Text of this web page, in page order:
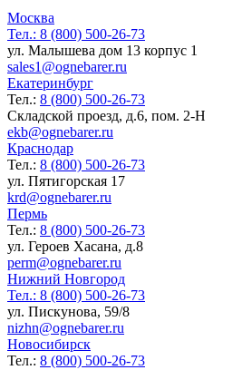
Москва
Тел.: 8 (800) 500-26-73
ул. Малышева дом 13 корпус 1
sales1@ognebarer.ru
Екатеринбург
Тел.: 8 (800) 500-26-73
Складской проезд, д.6, пом. 2-Н
ekb@ognebarer.ru
Краснодар
Тел.: 8 (800) 500-26-73
ул. Пятигорская 17
krd@ognebarer.ru
Пермь
Тел.: 8 (800) 500-26-73
ул. Героев Хасана, д.8
perm@ognebarer.ru
Нижний Новгород
Тел.: 8 (800) 500-26-73
ул. Пискунова, 59/8
nizhn@ognebarer.ru
Новосибирск
Тел.: 8 (800) 500-26-73